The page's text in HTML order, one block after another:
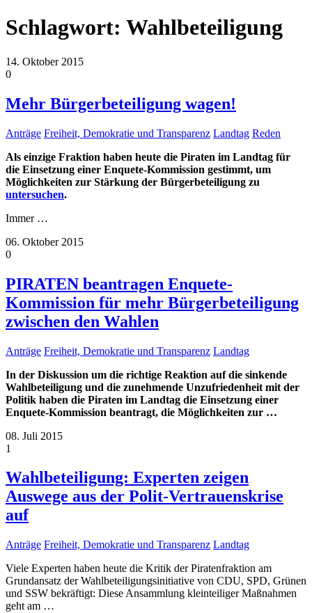
Schlagwort: Wahlbeteiligung
14. Oktober 2015
0
Mehr Bürgerbeteiligung wagen!
Anträge Freiheit, Demokratie und Transparenz Landtag Reden
Als einzige Fraktion haben heute die Piraten im Landtag für
die Einsetzung einer Enquete-Kommission gestimmt, um
Möglichkeiten zur Stärkung der Bürgerbeteiligung zu
untersuchen.
Immer …
06. Oktober 2015
0
PIRATEN beantragen Enquete-
Kommission für mehr Bürgerbeteiligung
zwischen den Wahlen
Anträge Freiheit, Demokratie und Transparenz Landtag
In der Diskussion um die richtige Reaktion auf die sinkende
Wahlbeteiligung und die zunehmende Unzufriedenheit mit der
Politik haben die Piraten im Landtag die Einsetzung einer
Enquete-Kommission beantragt, die Möglichkeiten zur …
08. Juli 2015
1
Wahlbeteiligung: Experten zeigen
Auswege aus der Polit-Vertrauenskrise
auf
Anträge Freiheit, Demokratie und Transparenz Landtag
Viele Experten haben heute die Kritik der Piratenfraktion am
Grundansatz der Wahlbeteiligungsinitiative von CDU, SPD, Grünen
und SSW bekräftigt: Diese Ansammlung kleinteiliger Maßnahmen
geht am …